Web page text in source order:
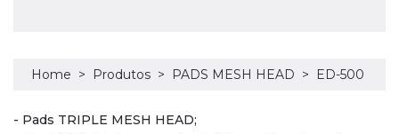
Home Produtos PADS MESH HEAD ED-500
- Pads TRIPLE MESH HEAD;